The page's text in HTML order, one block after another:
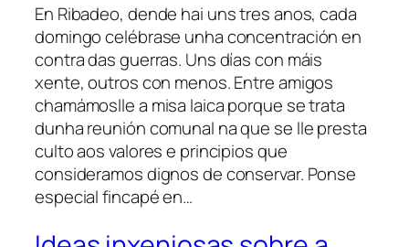
En Ribadeo, dende hai uns tres anos, cada
domingo celébrase unha concentración en
contra das guerras. Uns días con máis
xente, outros con menos. Entre amigos
chamámoslle a misa laica porque se trata
dunha reunión comunal na que se lle presta
culto aos valores e principios que
consideramos dignos de conservar. Ponse
especial fincapé en…